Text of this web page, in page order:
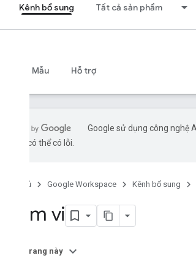
Kênh bổ sung Tất cả sản phẩm
Mẫu Hỗ trợ
Google sử dụng công nghệ
bằng AI có thể có lỗi.
Trang chủ Google Workspace Kênh bổ sung
Phạm vi
Trên trang này